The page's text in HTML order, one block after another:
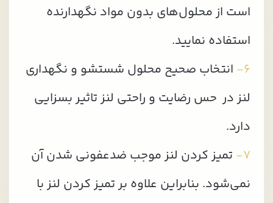
است از محلول‌های بدون مواد نگهدارنده
استفاده نمایید.
۶-
انتخاب صحیح محلول‌ شستشو و نگهداری
لنز در حس رضایت و راحتی لنز تاثیر بسزایی
دارد.
۷-
تمیز کردن لنز موجب ضدعفونی شدن آن
نمی‌شود. بنابراین علاوه بر تمیز کردن لنز با